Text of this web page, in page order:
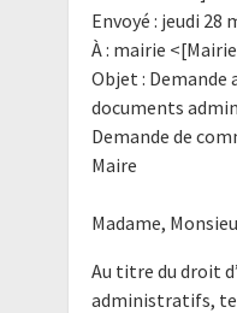
Envoyé : jeudi 28
À : mairie
Objet : Demande
documents
Demande de
Maire
Madame,
Au titre du droit
administratifs,